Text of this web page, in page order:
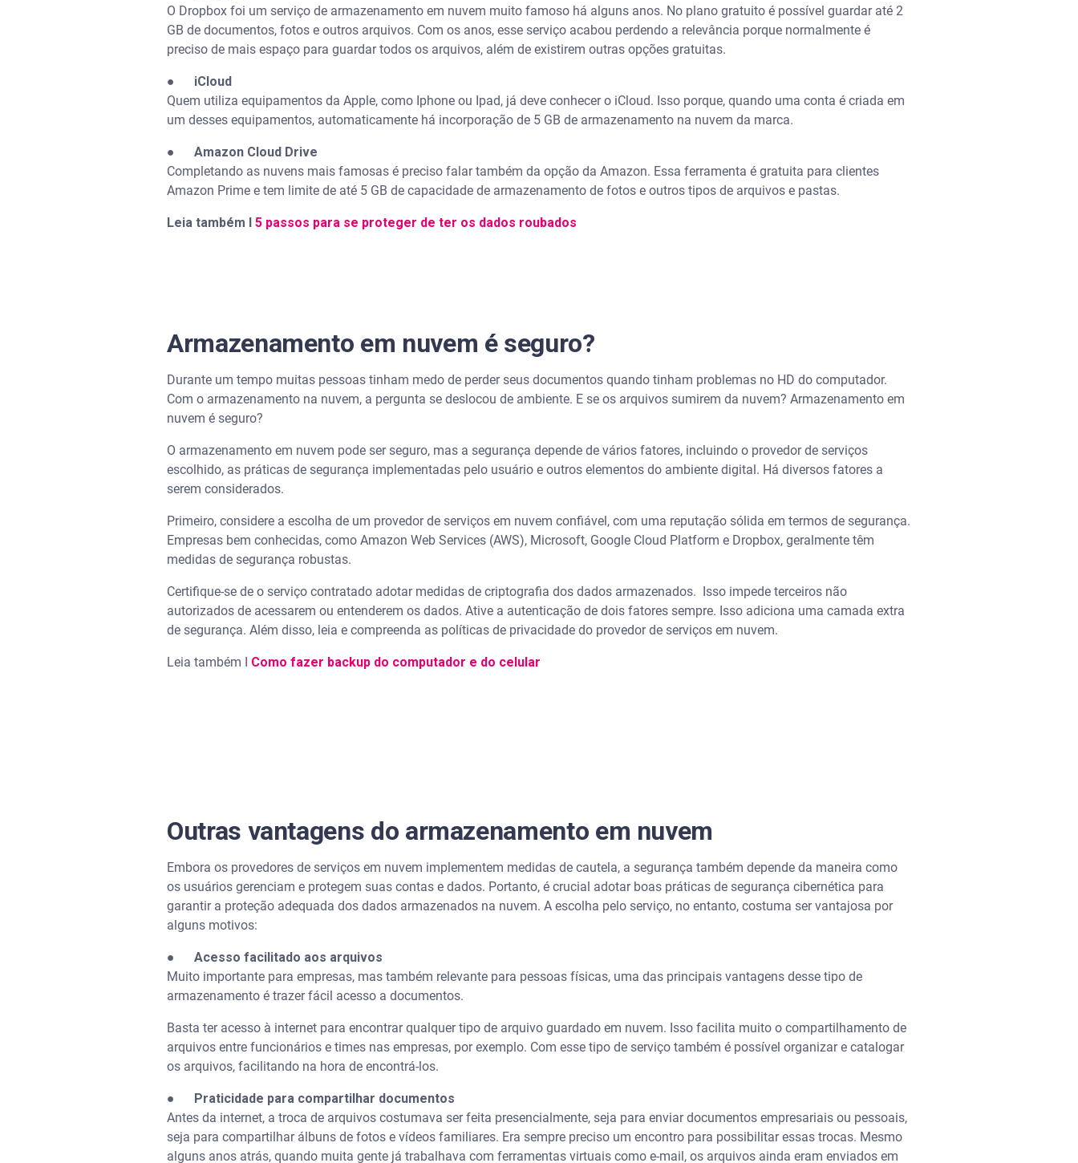
O Dropbox foi um serviço de armazenamento em nuvem muito famoso há alguns anos. No plano gratuito é possível guardar até 2
GB de documentos, fotos e outros arquivos. Com os anos, esse serviço acabou perdendo a relevância porque normalmente é
preciso de mais espaço para guardar todos os arquivos, além de existirem outras opções gratuitas.
● iCloud
Quem utiliza equipamentos da Apple, como Iphone ou Ipad, já deve conhecer o iCloud. Isso porque, quando uma conta é criada em
um desses equipamentos, automaticamente há incorporação de 5 GB de armazenamento na nuvem da marca.
● Amazon Cloud Drive
Completando as nuvens mais famosas é preciso falar também da opção da Amazon. Essa ferramenta é gratuita para clientes
Amazon Prime e tem limite de até 5 GB de capacidade de armazenamento de fotos e outros tipos de arquivos e pastas.
Leia também I 5 passos para se proteger de ter os dados roubados
Armazenamento em nuvem é seguro?
Durante um tempo muitas pessoas tinham medo de perder seus documentos quando tinham problemas no HD do computador.
Com o armazenamento na nuvem, a pergunta se deslocou de ambiente. E se os arquivos sumirem da nuvem? Armazenamento em
nuvem é seguro?
O armazenamento em nuvem pode ser seguro, mas a segurança depende de vários fatores, incluindo o provedor de serviços
escolhido, as práticas de segurança implementadas pelo usuário e outros elementos do ambiente digital. Há diversos fatores a
serem considerados.
Primeiro, considere a escolha de um provedor de serviços em nuvem confiável, com uma reputação sólida em termos de segurança.
Empresas bem conhecidas, como Amazon Web Services (AWS), Microsoft, Google Cloud Platform e Dropbox, geralmente têm
medidas de segurança robustas.
Certifique-se de o serviço contratado adotar medidas de criptografia dos dados armazenados. Isso impede terceiros não
autorizados de acessarem ou entenderem os dados. Ative a autenticação de dois fatores sempre. Isso adiciona uma camada extra
de segurança. Além disso, leia e compreenda as políticas de privacidade do provedor de serviços em nuvem.
Leia também I Como fazer backup do computador e do celular
Outras vantagens do armazenamento em nuvem
Embora os provedores de serviços em nuvem implementem medidas de cautela, a segurança também depende da maneira como
os usuários gerenciam e protegem suas contas e dados. Portanto, é crucial adotar boas práticas de segurança cibernética para
garantir a proteção adequada dos dados armazenados na nuvem. A escolha pelo serviço, no entanto, costuma ser vantajosa por
alguns motivos:
● Acesso facilitado aos arquivos
Muito importante para empresas, mas também relevante para pessoas físicas, uma das principais vantagens desse tipo de
armazenamento é trazer fácil acesso a documentos.
Basta ter acesso à internet para encontrar qualquer tipo de arquivo guardado em nuvem. Isso facilita muito o compartilhamento de
arquivos entre funcionários e times nas empresas, por exemplo. Com esse tipo de serviço também é possível organizar e catalogar
os arquivos, facilitando na hora de encontrá-los.
● Praticidade para compartilhar documentos
Antes da internet, a troca de arquivos costumava ser feita presencialmente, seja para enviar documentos empresariais ou pessoais,
seja para compartilhar álbuns de fotos e vídeos familiares. Era sempre preciso um encontro para possibilitar essas trocas. Mesmo
alguns anos atrás, quando muita gente já trabalhava com ferramentas virtuais como e-mail, os arquivos ainda eram enviados em